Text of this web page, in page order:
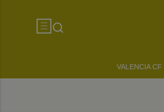
VALENCIA CF